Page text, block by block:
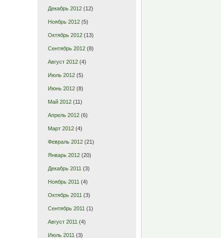
Декабрь 2012(12)
Ноябрь 2012(5)
Октябрь 2012(13)
Сентябрь 2012(8)
Август 2012(4)
Июль 2012(5)
Июнь 2012(8)
Май 2012(11)
Апрель 2012(6)
Март 2012(4)
Февраль 2012(21)
Январь 2012(20)
Декабрь 2011 (3)
Ноябрь 2011 (4)
Октябрь 2011 (3)
Сентябрь 2011 (1)
Август 2011 (4)
Июль 2011 (3)